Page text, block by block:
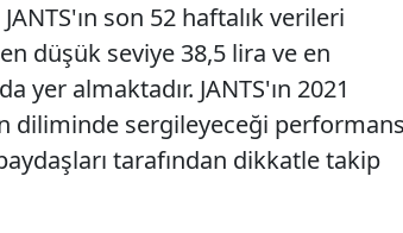
son 52 haftalık verileri
düşük seviye 38,5 lira ve en
yer almaktadır. JANTS'ın 2021
diliminde sergileyeceği
tarafından dikkatle takip